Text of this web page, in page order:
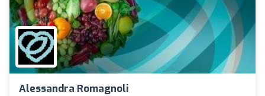
Alessandra Romagnoli